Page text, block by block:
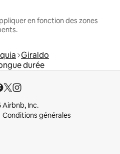
en fonction des zones
Giraldo
durée
Inc.
Conditions générales